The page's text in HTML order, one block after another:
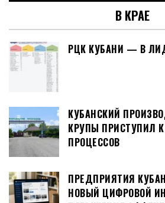
В КРАЕ
РЦК КУБАНИ — В
КУБАНСКИЙ
КРУПЫ ПРИСТУПИЛ
ПРОЦЕССОВ
ПРЕДПРИЯТИЯ
НОВЫЙ ЦИФРОВОЙ